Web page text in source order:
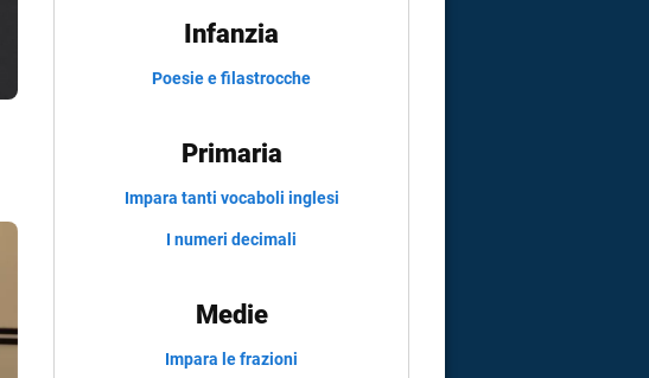
Infanzia
Poesie e filastrocche
Primaria
Impara tanti vocaboli inglesi
I numeri decimali
Medie
Impara le frazioni